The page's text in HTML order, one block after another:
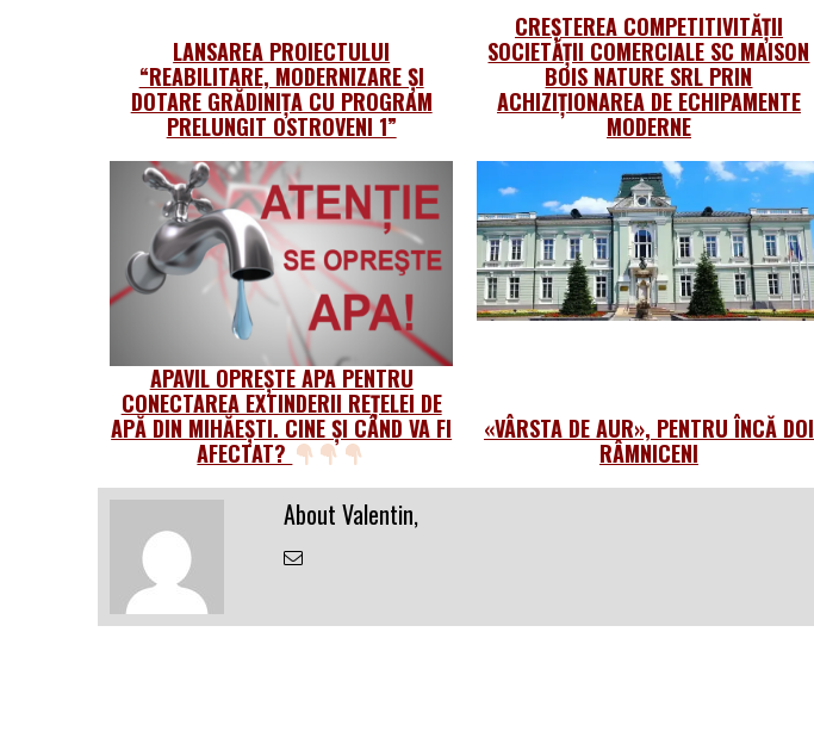
LANSAREA PROIECTULUI
“REABILITARE, MODERNIZARE ȘI
DOTARE GRĂDINIȚA CU PROGRAM
PRELUNGIT OSTROVENI 1”
CREȘTEREA COMPETITIVITĂȚII
SOCIETĂȚII COMERCIALE SC MAISON
BOIS NATURE SRL PRIN
ACHIZIȚIONAREA DE ECHIPAMENTE
MODERNE
APAVIL OPREȘTE APA PENTRU
CONECTAREA EXTINDERII REȚELEI DE
APĂ DIN MIHĂEȘTI. CINE ȘI CÂND VA FI
AFECTAT?
«VÂRSTA DE AUR», PENTRU ÎNCĂ DOI
RÂMNICENI
About Valentin,
Email